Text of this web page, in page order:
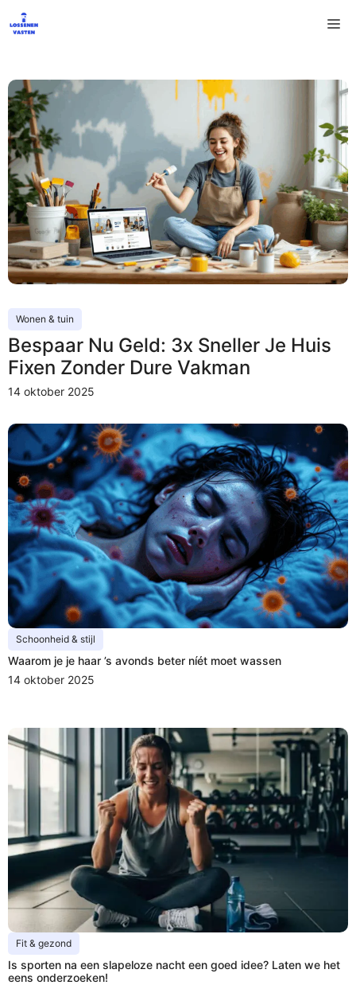
naar
Wonen & tuin
Bespaar Nu Geld: 3x Sneller Je Huis
Fixen Zonder Dure Vakman
14 oktober 2025
Schoonheid & stijl
Waarom je je haar ’s avonds beter níét moet wassen
14 oktober 2025
Fit & gezond
Is sporten na een slapeloze nacht een goed idee? Laten we het
eens onderzoeken!